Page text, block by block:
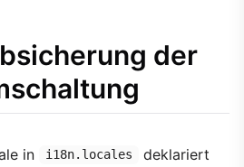
der
in i18n.locales
deklariert